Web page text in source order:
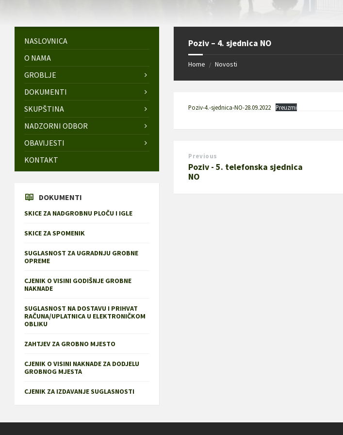
Poziv – 4. sjednica NO
Home / Novosti
Poziv-4.-sjednica-NO-28.09.2022 Preuzmi
Previous
Poziv - 5. telefonska sjednica
NO
NASLOVNICA
O NAMA
GROBLJE
DOKUMENTI
SKUPŠTINA
NADZORNI ODBOR
OBAVIJESTI
KONTAKT
DOKUMENTI
SKICE ZA NADGROBNU PLOČU I IGLE
SKICE ZA SPOMENIK
SUGLASNOST ZA UGRADNJU GROBNE
OPREME
CJENIK O VISINI GODIŠNJE GROBNE
NAKNADE
SUGLASNOST NA DOSTAVU I PRIHVAT
RAČUNA/UPLATNICA U ELEKTRONIČKOM
OBLIKU
ZAHTJEV ZA GROBNO MJESTO
CJENIK O VISINI NAKNADE ZA DODJELU
GROBNOG MJESTA
CJENIK ZA IZDAVANJE SUGLASNOSTI